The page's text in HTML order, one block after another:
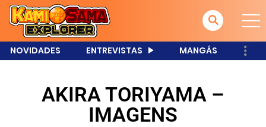
NOVIDADES ENTREVISTAS MANGÁS
AKIRA TORIYAMA –
IMAGENS